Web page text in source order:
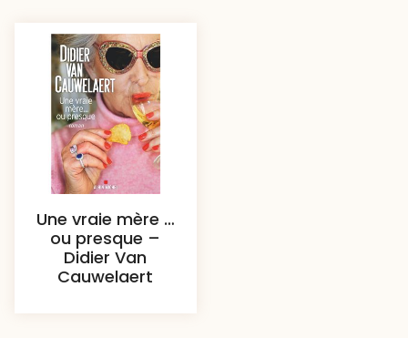
Une vraie mère …
ou presque –
Didier Van
Cauwelaert